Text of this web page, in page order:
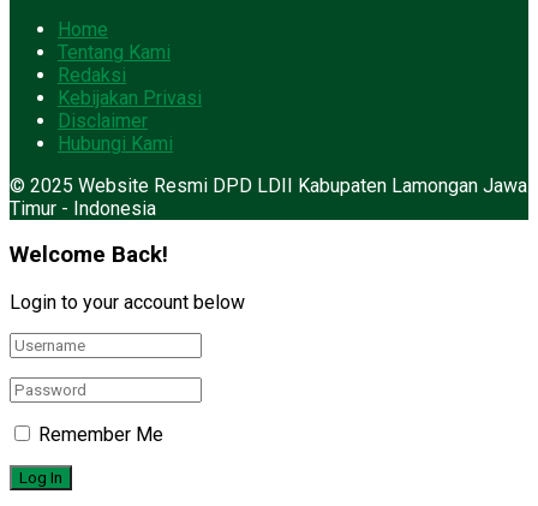
Home
Tentang Kami
Redaksi
Kebijakan Privasi
Disclaimer
Hubungi Kami
© 2025 Website Resmi DPD LDII Kabupaten Lamongan Jawa
Timur - Indonesia
Welcome Back!
Login to your account below
Remember Me